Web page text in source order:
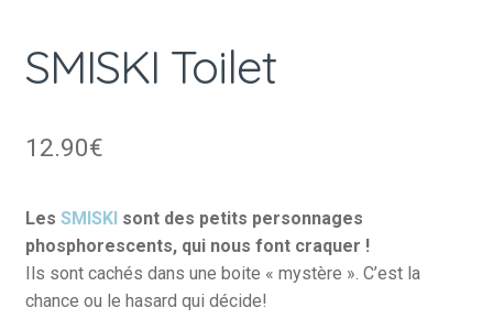
SMISKI Toilet
12.90€
Les SMISKIsont des petits personnages
phosphorescents, qui nous font craquer !
Ils sont cachés dans une boite « mystère ». C’est la
chance ou le hasard qui décide!